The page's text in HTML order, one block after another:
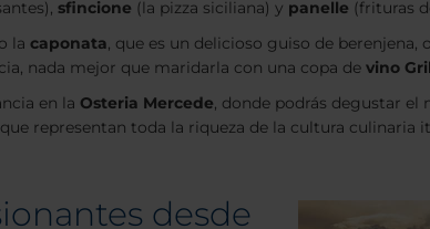
sfincione (la pizza siciliana) y panelle (frituras
la caponata, que es un delicioso guiso de berenjena,
nada mejor que maridarla con una copa de vino
en la Osteria Mercede, donde podrás degustar el
representan toda la riqueza de la cultura culinaria
desde